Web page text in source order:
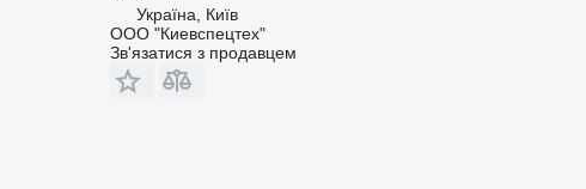
Україна, Київ
ООО "Киевспецтех"
Зв'язатися з продавцем